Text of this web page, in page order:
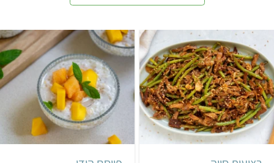
קל 3 שעות ו-50 דקות
3 מנות
קל 15 מנות הודי